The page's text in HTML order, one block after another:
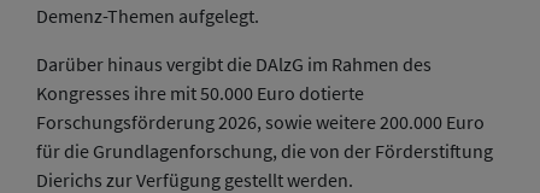
Demenz-Themen aufgelegt.
Darüber hinaus vergibt die DAlzG im Rahmen des
Kongresses ihre mit 50.000 Euro dotierte
Forschungsförderung 2026, sowie weitere 200.000 Euro
für die Grundlagenforschung, die von der Förderstiftung
Dierichs zur Verfügung gestellt werden.